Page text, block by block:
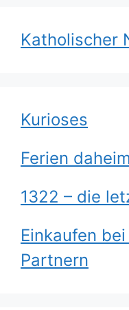
Katholischer
Kurioses
Ferien daheim
1322 – die
Einkaufen
Partnern